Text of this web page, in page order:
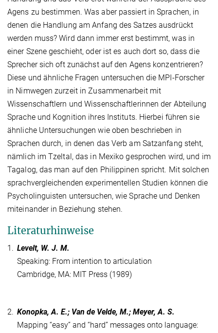
Agens zu bestimmen. Was aber passiert in Sprachen, in
denen die Handlung am Anfang des Satzes ausdrückt
werden muss? Wird dann immer erst bestimmt, was in
einer Szene geschieht, oder ist es auch dort so, dass die
Sprecher sich oft zunächst auf den Agens konzentrieren?
Diese und ähnliche Fragen untersuchen die MPI-Forscher
in Nimwegen zurzeit in Zusammenarbeit mit
Wissenschaftlern und Wissenschaftlerinnen der Abteilung
Sprache und Kognition ihres Instituts. Hierbei führen sie
ähnliche Untersuchungen wie oben beschrieben in
Sprachen durch, in denen das Verb am Satzanfang steht,
nämlich im Tzeltal, das in Mexiko gesprochen wird, und im
Tagalog, das man auf den Philippinen spricht. Mit solchen
sprachvergleichenden experimentellen Studien können die
Psycholinguisten untersuchen, wie Sprache und Denken
miteinander in Beziehung stehen.
Literaturhinweise
1. Levelt, W. J. M.
Speaking: From intention to articulation
Cambridge, MA: MIT Press (1989)
2. Konopka, A. E.; Van de Velde, M.; Meyer, A. S.
Mapping “easy” and “hard” messages onto language: